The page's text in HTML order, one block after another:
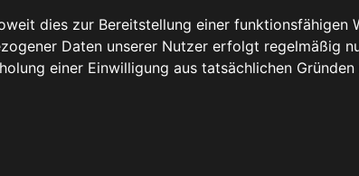
dies zur Bereitstellung einer funktionsfähigen
Daten unserer Nutzer erfolgt regelmäßig
einer Einwilligung aus tatsächlichen